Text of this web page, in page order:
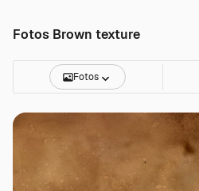
Fotos Brown texture
Fotos